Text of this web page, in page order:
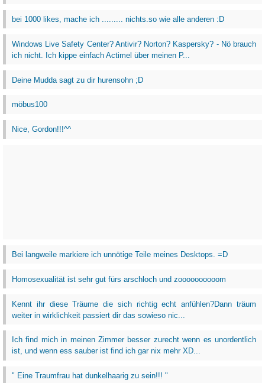
bei 1000 likes, mache ich ......... nichts.so wie alle anderen :D
Windows Live Safety Center? Antivir? Norton? Kaspersky? - Nö brauch
ich nicht. Ich kippe einfach Actimel über meinen P...
Deine Mudda sagt zu dir hurensohn ;D
möbus100
Nice, Gordon!!!^^
Bei langweile markiere ich unnötige Teile meines Desktops. =D
Homosexualität ist sehr gut fürs arschloch und zoooooooooom
Kennt ihr diese Träume die sich richtig echt anfühlen?Dann träum
weiter in wirklichkeit passiert dir das sowieso nic...
Ich find mich in meinen Zimmer besser zurecht wenn es unordentlich
ist, und wenn ess sauber ist find ich gar nix mehr XD...
" Eine Traumfrau hat dunkelhaarig zu sein!!! "